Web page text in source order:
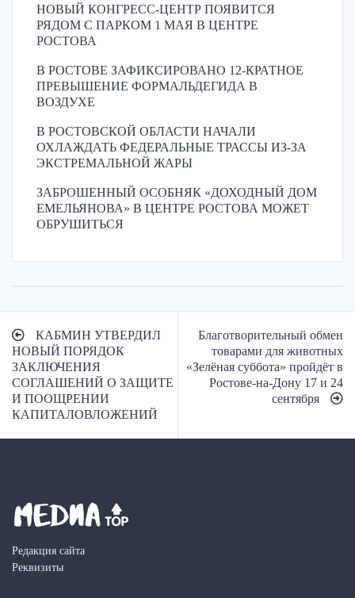
НОВЫЙ КОНГРЕСС-ЦЕНТР ПОЯВИТСЯ
РЯДОМ С ПАРКОМ 1 МАЯ В ЦЕНТРЕ
РОСТОВА
В РОСТОВЕ ЗАФИКСИРОВАНО 12-КРАТНОЕ
ПРЕВЫШЕНИЕ ФОРМАЛЬДЕГИДА В
ВОЗДУХЕ
В РОСТОВСКОЙ ОБЛАСТИ НАЧАЛИ
ОХЛАЖДАТЬ ФЕДЕРАЛЬНЫЕ ТРАССЫ ИЗ-ЗА
ЭКСТРЕМАЛЬНОЙ ЖАРЫ
ЗАБРОШЕННЫЙ ОСОБНЯК «ДОХОДНЫЙ ДОМ
ЕМЕЛЬЯНОВА» В ЦЕНТРЕ РОСТОВА МОЖЕТ
ОБРУШИТЬСЯ
Навигация
по
записям
КАБМИН УТВЕРДИЛ
НОВЫЙ ПОРЯДОК
ЗАКЛЮЧЕНИЯ
СОГЛАШЕНИЙ О ЗАЩИТЕ
И ПООЩРЕНИИ
КАПИТАЛОВЛОЖЕНИЙ
Благотворительный обмен
товарами для животных
«Зелёная суббота» пройдёт в
Ростове-на-Дону 17 и 24
сентября
Редакция сайта
Реквизиты